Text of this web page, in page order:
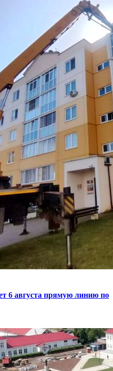
6 августа прямую линию по